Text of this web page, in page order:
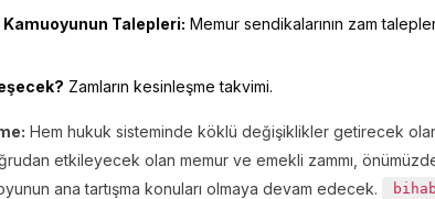
Kamuoyunun Talepleri: Memur sendikalarının zam
Zamların kesinleşme takvimi.
Hem hukuk sisteminde köklü değişiklikler getirecek olan
etkileyecek olan memur ve emekli zammı,
ana tartışma konuları olmaya devam edecek.